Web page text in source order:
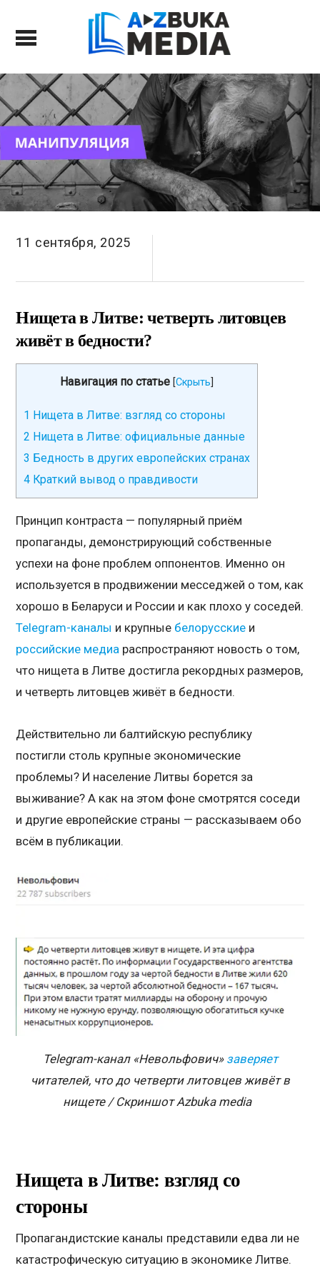
11 сентября, 2025
Нищета в Литве: четверть литовцев
живёт в бедности?
Навигация по статье [Скрыть
1 Нищета в Литве: взгляд со стороны
2 Нищета в Литве: официальные данные
3 Бедность в других европейских странах
4 Краткий вывод о правдивости
Принцип контраста — популярный приём
пропаганды, демонстрирующий собственные
успехи на фоне проблем оппонентов. Именно он
используется в продвижении месседжей о том, как
хорошо в Беларуси и России и как плохо у соседей.
Telegram-каналы и крупные белорусские и
российские медиа распространяют новость о том,
что нищета в Литве достигла рекордных размеров,
и четверть литовцев живёт в бедности.
Действительно ли балтийскую республику
постигли столь крупные экономические
проблемы? И население Литвы борется за
выживание? А как на этом фоне смотрятся соседи
и другие европейские страны — рассказываем обо
всём в публикации.
Telegram-канал «Невольфович» заверяет
читателей, что до четверти литовцев живёт в
нищете / СкриншотAzbuka media
Нищета в Литве: взгляд со
стороны
Пропагандистские каналы представили едва ли не
катастрофическую ситуацию в экономике Литве.